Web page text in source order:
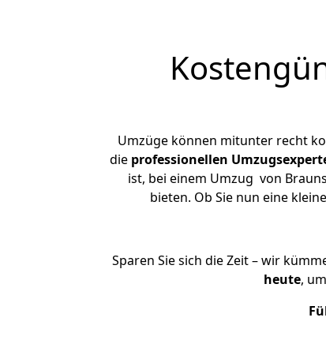
Umzüge können mitunter recht
die professionellen
ist, bei einem Umzug von
bieten. Ob Sie nun eine
Sparen Sie sich die Zeit – wir
heute,